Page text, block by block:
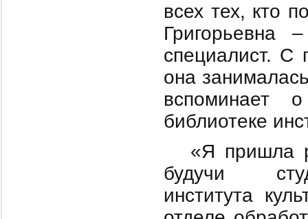
всех тех, кто
Григорьевна
специалист. С
она
вспоминает
библиотеке
«Я пришла
будучи
института